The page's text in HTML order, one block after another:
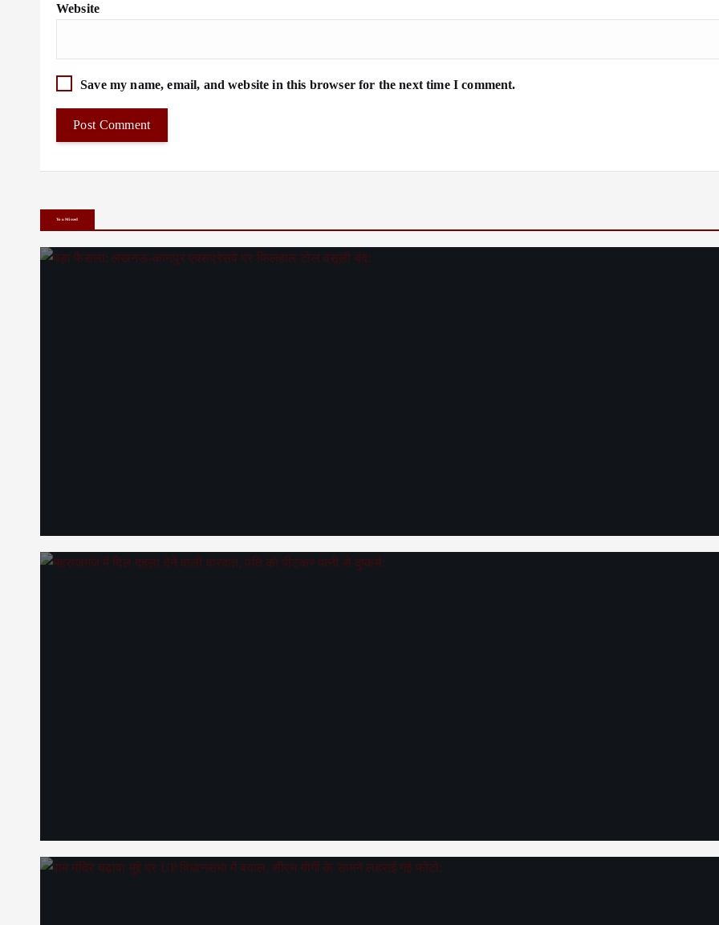
Website
Save my name, email, and website in this browser for the next time I comment.
You Missed